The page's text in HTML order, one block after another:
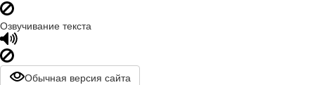
Озвучивание текста
Обычная версия сайта